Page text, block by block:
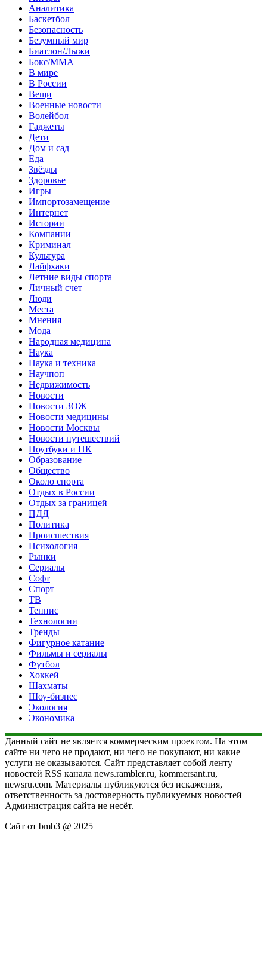
Аналитика
Баскетбол
Безопасность
Безумный мир
Биатлон/Лыжи
Бокс/MMA
В мире
В России
Вещи
Военные новости
Волейбол
Гаджеты
Дети
Дом и сад
Еда
Звёзды
Здоровье
Игры
Импортозамещение
Интернет
Истории
Компании
Криминал
Культура
Лайфхаки
Летние виды спорта
Личный счет
Люди
Места
Мнения
Мода
Народная медицина
Наука
Наука и техника
Научпоп
Недвижимость
Новости
Новости ЗОЖ
Новости медицины
Новости Москвы
Новости путешествий
Ноутбуки и ПК
Образование
Общество
Около спорта
Отдых в России
Отдых за границей
ПДД
Политика
Происшествия
Психология
Рынки
Сериалы
Софт
Спорт
ТВ
Теннис
Технологии
Тренды
Фигурное катание
Фильмы и сериалы
Футбол
Хоккей
Шахматы
Шоу-бизнес
Экология
Экономика
Данный сайт не является коммерческим проектом. На этом
сайте ни чего не продают, ни чего не покупают, ни какие
услуги не оказываются. Сайт представляет собой ленту
новостей RSS канала news.rambler.ru, kommersant.ru,
newsru.com. Материалы публикуются без искажения,
ответственность за достоверность публикуемых новостей
Администрация сайта не несёт.
Сайт от bmb3 @ 2025